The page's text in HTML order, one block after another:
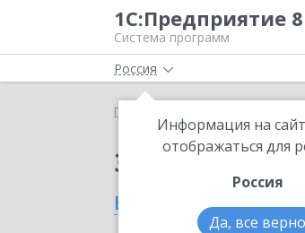
1С:Предприятие 8
Система программ
Россия
Информация на
отображаться для
Россия
Да, все верно
Главная
Заказать 1С-
в Бугуруслане